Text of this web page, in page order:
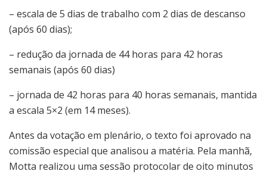
– escala de 5 dias de trabalho com 2 dias de descanso
(após 60 dias);
– redução da jornada de 44 horas para 42 horas
semanais (após 60 dias)
– jornada de 42 horas para 40 horas semanais, mantida
a escala 5×2 (em 14 meses).
Antes da votação em plenário, o texto foi aprovado na
comissão especial que analisou a matéria. Pela manhã,
Motta realizou uma sessão protocolar de oito minutos